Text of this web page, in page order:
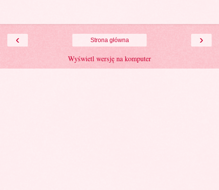
‹ ›
Strona główna
Wyświetl wersję na komputer